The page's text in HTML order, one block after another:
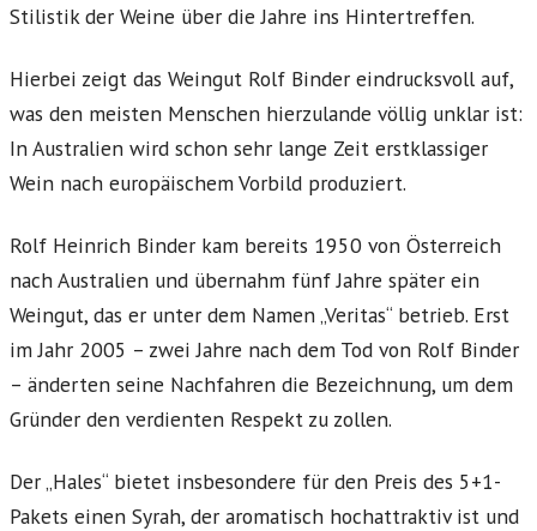
Stilistik der Weine über die Jahre ins Hintertreffen.
Hierbei zeigt das Weingut Rolf Binder eindrucksvoll auf,
was den meisten Menschen hierzulande völlig unklar ist:
In Australien wird schon sehr lange Zeit erstklassiger
Wein nach europäischem Vorbild produziert.
Rolf Heinrich Binder kam bereits 1950 von Österreich
nach Australien und übernahm fünf Jahre später ein
Weingut, das er unter dem Namen „Veritas“ betrieb. Erst
im Jahr 2005 – zwei Jahre nach dem Tod von Rolf Binder
– änderten seine Nachfahren die Bezeichnung, um dem
Gründer den verdienten Respekt zu zollen.
Der „Hales“ bietet insbesondere für den Preis des 5+1-
Pakets einen Syrah, der aromatisch hochattraktiv ist und